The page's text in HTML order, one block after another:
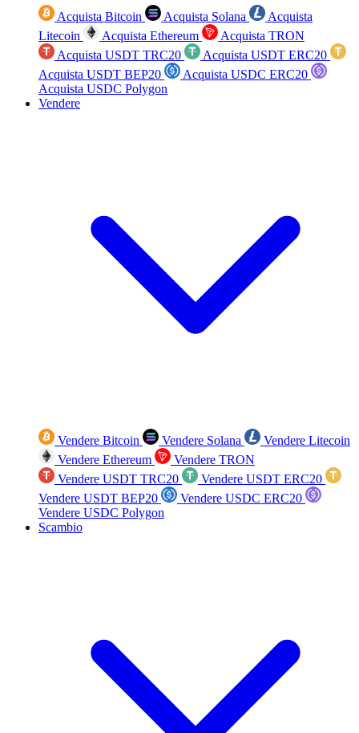
Acquista Bitcoin Acquista Solana
Acquista
Litecoin
Acquista Ethereum
Acquista TRON
Acquista USDT TRC20
Acquista USDT ERC20
Acquista USDT BEP20
Acquista USDC ERC20
Acquista USDC Polygon
Vendere
Vendere Bitcoin Vendere Solana
Vendere Litecoin
Vendere Ethereum
Vendere TRON
Vendere USDT TRC20
Vendere USDT ERC20
Vendere USDT BEP20
Vendere USDC ERC20
Vendere USDC Polygon
Scambio